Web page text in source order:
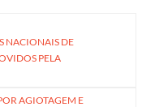
NACIONAIS DE
PELA
AGIOTAGEM E